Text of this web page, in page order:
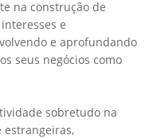
na construção de
e
e aprofundando
seus negócios como
sobretudo na
estrangeiras,